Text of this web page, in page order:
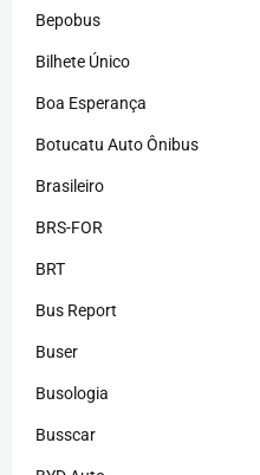
Bepobus
Bilhete Único
Boa Esperança
Botucatu Auto Ônibus
Brasileiro
BRS-FOR
BRT
Bus Report
Buser
Busologia
Busscar